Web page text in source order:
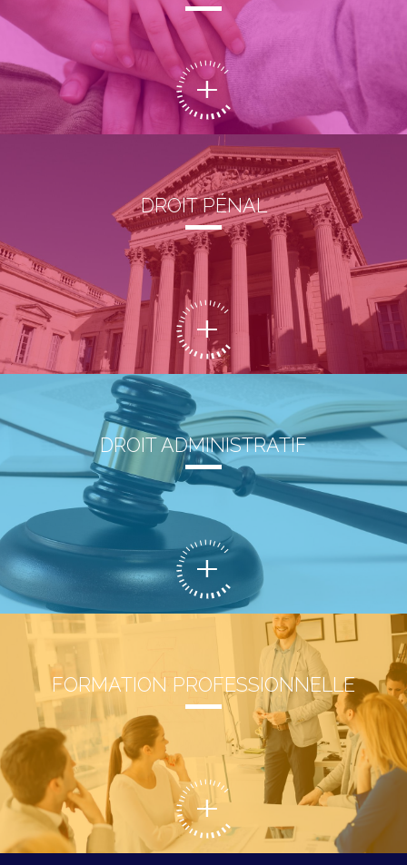
DROIT PÉNAL
DROIT ADMINISTRATIF
FORMATION PROFESSIONNELLE